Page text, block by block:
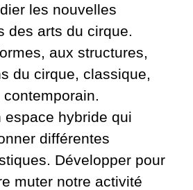
les nouvelles
des arts du cirque.
aux structures,
du cirque, classique,
espace hybride qui
différentes
Développer pour
muter notre activité